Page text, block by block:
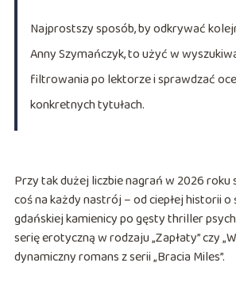
Najprostszy sposób, by odkrywać
Anny Szymańczyk, to użyć w
filtrowania po lektorze i sprawdzać
konkretnych tytułach.
Przy tak dużej liczbie nagrań w 2026 roku
coś na każdy nastrój – od ciepłej historii
gdańskiej kamienicy po gęsty thriller
serię erotyczną w rodzaju „Zapłaty” czy
dynamiczny romans z serii „Bracia Miles”.